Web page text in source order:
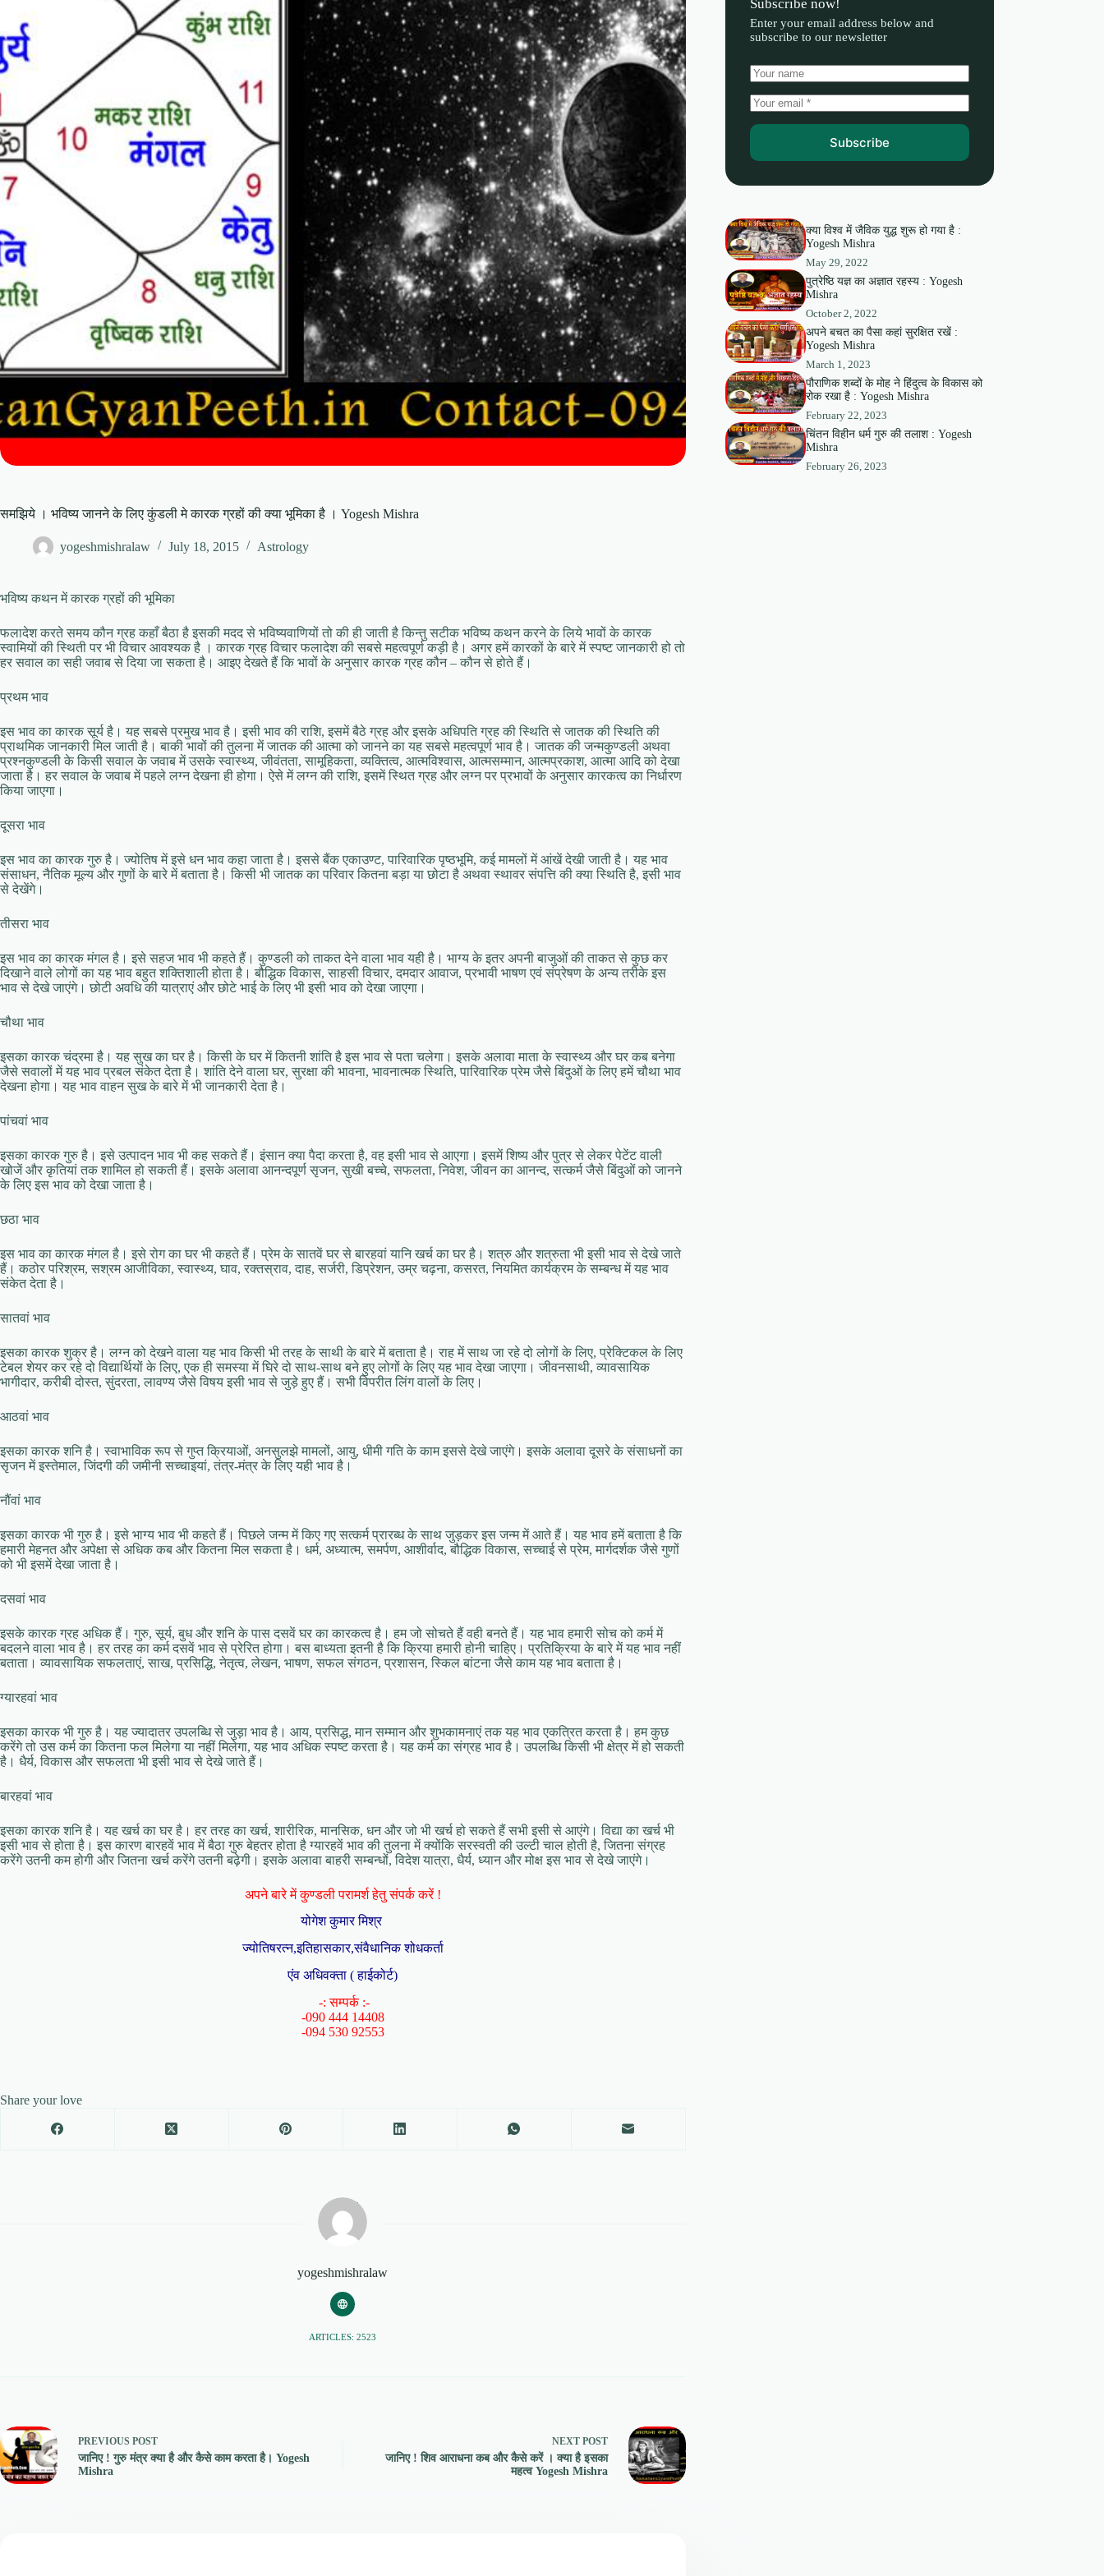
समझिये । भविष्य जानने के लिए कुंडली मे कारक ग्रहों की क्या भूमिका है । Yogesh Mishra
yogeshmishralaw July 18, 2015 Astrology
भविष्य कथन में कारक ग्रहों की भूमिका
फलादेश करते समय कौन ग्रह कहाँ बैठा है इसकी मदद से भविष्यवाणियों तो की ही जाती है किन्तु सटीक भविष्य कथन करने के लिये भावों के कारक
स्वामियों की स्थिती पर भी विचार आवश्यक है । कारक ग्रह विचार फलादेश की सबसे महत्‍वपूर्ण कड़ी है। अगर हमें कारकों के बारे में स्‍पष्‍ट जानकारी हो तो
हर सवाल का सही जवाब से दिया जा सकता है। आइए देखते हैं कि भावों के अनुसार कारक ग्रह कौन – कौन से होते हैं।
प्रथम भाव
इस भाव का कारक सूर्य है। यह सबसे प्रमुख भाव है। इसी भाव की राशि, इसमें बैठे ग्रह और इसके अधिपति ग्रह की स्थिति से जातक की स्थिति की
प्राथमिक जानकारी मिल जाती है। बाकी भावों की तुलना में जातक की आत्‍मा को जानने का यह सबसे महत्‍वपूर्ण भाव है। जातक की जन्‍मकुण्‍डली अथवा
प्रश्‍नकुण्‍डली के किसी सवाल के जवाब में उसके स्‍वास्‍थ्‍य, जीवंतता, सामूहिकता, व्‍यक्तित्‍व, आत्‍मविश्‍वास, आत्‍मसम्‍मान, आत्‍मप्रकाश, आत्‍मा आदि को देखा
जाता है। हर सवाल के जवाब में पहले लग्‍न देखना ही होगा। ऐसे में लग्‍न की राशि, इसमें स्थित ग्रह और लग्‍न पर प्रभावों के अनुसार कारकत्‍व का निर्धारण
किया जाएगा।
दूसरा भाव
इस भाव का कारक गुरु है। ज्‍योतिष में इसे धन भाव कहा जाता है। इससे बैंक एकाउण्‍ट, पारिवारिक पृष्‍ठभूमि, कई मामलों में आंखें देखी जाती है। यह भाव
संसाधन, नैतिक मूल्‍य और गुणों के बारे में बताता है। किसी भी जातक का परिवार कितना बड़ा या छोटा है अथवा स्‍थावर संपत्ति की क्‍या स्थिति है, इसी भाव
से देखेंगे।
तीसरा भाव
इस भाव का कारक मंगल है। इसे सहज भाव भी कहते हैं। कुण्‍डली को ताकत देने वाला भाव यही है। भाग्‍य के इतर अपनी बाजुओं की ताकत से कुछ कर
दिखाने वाले लोगों का यह भाव बहुत शक्तिशाली होता है। बौद्धिक विकास, साहसी विचार, दमदार आवाज, प्रभावी भाषण एवं संप्रेषण के अन्‍य तरीके इस
भाव से देखे जाएंगे। छोटी अवधि की यात्राएं और छोटे भाई के लिए भी इसी भाव को देखा जाएगा।
चौथा भाव
इसका कारक चंद्रमा है। यह सुख का घर है। किसी के घर में कितनी शांति है इस भाव से पता चलेगा। इसके अलावा माता के स्‍वास्‍थ्‍य और घर कब बनेगा
जैसे सवालों में यह भाव प्रबल संकेत देता है। शांति देने वाला घर, सुरक्षा की भावना, भावनात्‍मक स्थिति, पारिवारिक प्रेम जैसे बिंदुओं के लिए हमें चौथा भाव
देखना होगा। यह भाव वाहन सुख के बारे में भी जानकारी देता है।
पांचवां भाव
इसका कारक गुरु है। इसे उत्‍पादन भाव भी कह सकते हैं। इंसान क्‍या पैदा करता है, वह इसी भाव से आएगा। इसमें शिष्‍य और पुत्र से लेकर पेटेंट वाली
खोजें और कृतियां तक शामिल हो सकती हैं। इसके अलावा आनन्‍दपूर्ण सृजन, सुखी बच्‍चे, सफलता, निवेश, जीवन का आनन्‍द, सत्‍कर्म जैसे बिंदुओं को जानने
के लिए इस भाव को देखा जाता है।
छठा भाव
इस भाव का कारक मंगल है। इसे रोग का घर भी कहते हैं। प्रेम के सातवें घर से बारहवां यानि खर्च का घर है। शत्रु और शत्रुता भी इसी भाव से देखे जाते
हैं। कठोर परिश्रम, सश्रम आजीविका, स्‍वास्‍थ्‍य, घाव, रक्‍तस्राव, दाह, सर्जरी, डिप्रेशन, उम्र चढ़ना, कसरत, नियमित कार्यक्रम के सम्‍बन्‍ध में यह भाव
संकेत देता है।
सातवां भाव
इसका कारक शुक्र है। लग्‍न को देखने वाला यह भाव किसी भी तरह के साथी के बारे में बताता है। राह में साथ जा रहे दो लोगों के लिए, प्रेक्टिकल के लिए
टेबल शेयर कर रहे दो विद्यार्थियों के लिए, एक ही समस्‍या में घिरे दो साथ-साथ बने हुए लोगों के लिए यह भाव देखा जाएगा। जीवनसाथी, व्‍यावसायिक
भागीदार, करीबी दोस्‍त, सुंदरता, लावण्‍य जैसे विषय इसी भाव से जुड़े हुए हैं। सभी विपरीत लिंग वालों के लिए।
आठवां भाव
इसका कारक शनि है। स्‍वाभाविक रूप से गुप्‍त क्रियाओं, अनसुलझे मामलों, आयु, धीमी गति के काम इससे देखे जाएंगे। इसके अलावा दूसरे के संसाधनों का
सृजन में इस्‍तेमाल, जिंदगी की जमीनी सच्‍चाइयां, तंत्र-मंत्र के लिए यही भाव है।
नौंवां भाव
इसका कारक भी गुरु है। इसे भाग्‍य भाव भी कहते हैं। पिछले जन्‍म में किए गए सत्‍कर्म प्रारब्‍ध के साथ जुड़कर इस जन्‍म में आते हैं। यह भाव हमें बताता है कि
हमारी मेहनत और अपेक्षा से अधिक कब और कितना मिल सकता है। धर्म, अध्‍यात्‍म, समर्पण, आशीर्वाद, बौद्धिक विकास, सच्‍चाई से प्रेम, मार्गदर्शक जैसे गुणों
को भी इसमें देखा जाता है।
दसवां भाव
इसके कारक ग्रह अधिक हैं। गुरु, सूर्य, बुध और शनि के पास दसवें घर का कारकत्‍व है। हम जो सोचते हैं वही बनते हैं। यह भाव हमारी सोच को कर्म में
बदलने वाला भाव है। हर तरह का कर्म दसवें भाव से प्रेरित होगा। बस बाध्‍यता इतनी है कि क्रिया हमारी होनी चाहिए। प्रतिक्रिया के बारे में यह भाव नहीं
बताता। व्‍यावसायिक सफलताएं, साख, प्रसिद्धि, नेतृत्‍व, लेखन, भाषण, सफल संगठन, प्रशासन, स्किल बांटना जैसे काम यह भाव बताता है।
ग्‍यारहवां भाव
इसका कारक भी गुरु है। यह ज्‍यादातर उपलब्धि से जुड़ा भाव है। आय, प्रसिद्ध, मान सम्‍मान और शुभकामनाएं तक यह भाव एकत्रित करता है। हम कुछ
करेंगे तो उस कर्म का कितना फल मिलेगा या नहीं मिलेगा, यह भाव अधिक स्‍पष्‍ट करता है। यह कर्म का संग्रह भाव है। उपलब्धि किसी भी क्षेत्र में हो सकती
है। धैर्य, विकास और सफलता भी इसी भाव से देखे जाते हैं।
बारहवां भाव
इसका कारक शनि है। यह खर्च का घर है। हर तरह का खर्च, शारीरिक, मानसिक, धन और जो भी खर्च हो सकते हैं सभी इसी से आएंगे। विद्या का खर्च भी
इसी भाव से होता है। इस कारण बारहवें भाव में बैठा गुरु बेहतर होता है ग्‍यारहवें भाव की तुलना में क्‍योंकि सरस्‍वती की उल्‍टी चाल होती है, जितना संग्रह
करेंगे उतनी कम होगी और जितना खर्च करेंगे उतनी बढ़ेगी। इसके अलावा बाहरी सम्‍बन्‍धों, विदेश यात्रा, धैर्य, ध्‍यान और मोक्ष इस भाव से देखे जाएंगे।
अपने बारे में कुण्डली परामर्श हेतु संपर्क करें !
योगेश कुमार मिश्र
ज्योतिषरत्न,इतिहासकार,संवैधानिक शोधकर्ता
एंव अधिवक्ता ( हाईकोर्ट)
-: सम्पर्क :-
-090 444 14408
-094 530 92553
Share your love
yogeshmishralaw
ARTICLES: 2523
PREVIOUS POST
जानिए ! गुरु मंत्र क्या है और कैसे काम करता है। Yogesh
Mishra
NEXT POST
जानिए ! शिव आराधना कब और कैसे करें । क्या है इसका
महत्व Yogesh Mishra
Subscribe now!
Enter your email address below and
subscribe to our newsletter
Subscribe
क्या विश्व में जैविक युद्ध शुरू हो गया है :
Yogesh Mishra
May 29, 2022
पुत्रेष्ठि यज्ञ का अज्ञात रहस्य : Yogesh
Mishra
October 2, 2022
अपने बचत का पैसा कहां सुरक्षित रखें :
Yogesh Mishra
March 1, 2023
पौराणिक शब्दों के मोह ने हिंदुत्व के विकास को
रोक रखा है : Yogesh Mishra
February 22, 2023
चिंतन विहीन धर्म गुरु की तलाश : Yogesh
Mishra
February 26, 2023